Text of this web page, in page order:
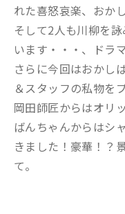
れた喜怒哀楽、おか
そして2人も川柳を
います・・・、ドラ
さらに今回はおかし
＆スタッフの私物を
岡田師匠からはオリ
ばんちゃんからはシ
きました！豪華！？
て。